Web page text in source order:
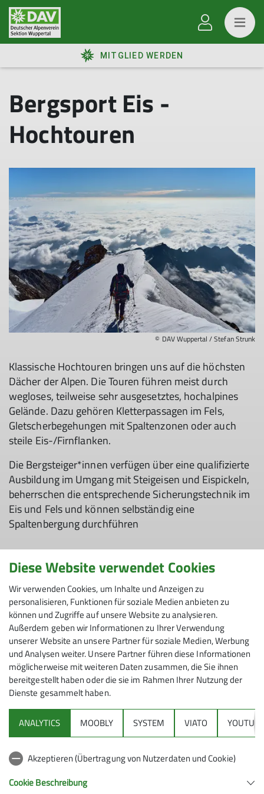
MITGLIED WERDEN
Bergsport Eis -
Hochtouren
© DAV Wuppertal / Stefan Strunk
Klassische Hochtouren bringen uns auf die höchsten
Dächer der Alpen. Die Touren führen meist durch
wegloses, teilweise sehr ausgesetztes, hochalpines
Gelände. Dazu gehören Kletterpassagen im Fels,
Gletscherbegehungen mit Spaltenzonen oder auch
steile Eis-/Firnflanken.
Die Bergsteiger*innen verfügen über eine qualifizierte
Ausbildung im Umgang mit Steigeisen und Eispickeln,
beherrschen die entsprechende Sicherungstechnik im
Eis und Fels und können selbständig eine
Spaltenbergung durchführen
Übersicht Kurse & Touren (Bergsport
Eis)
Diese Website verwendet Cookies
Wir verwenden Cookies, um Inhalte und Anzeigen zu
personalisieren, Funktionen für soziale Medien anbieten zu
können und Zugriffe auf unsere Website zu analysieren.
Außerdem geben wir Informationen zu Ihrer Verwendung
unserer Website an unsere Partner für soziale Medien, Werbung
und Analysen weiter. Unsere Partner führen diese Informationen
möglicherweise mit weiteren Daten zusammen, die Sie ihnen
bereitgestellt haben oder die sie im Rahmen Ihrer Nutzung der
Dienste gesammelt haben.
ANALYTICS MOOBLY SYSTEM VIATO
Akzeptieren (Übertragung von Nutzerdaten und Cookie)
Cookie Beschreibung